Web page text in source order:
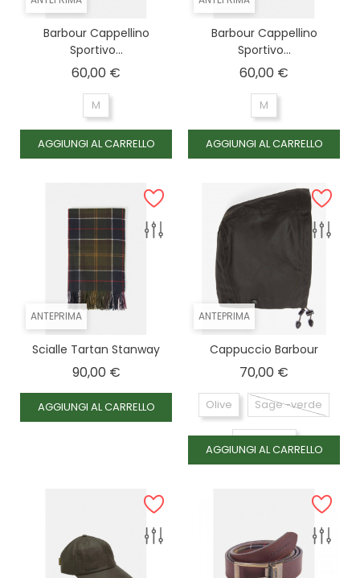
7 3/4, Navy- blu
Barbour Cappellino
Sportivo...
60,00 €
M
AGGIUNGI AL CARRELLO
Barbour Cappellino
Sportivo...
60,00 €
M
AGGIUNGI AL CARRELLO
ANTEPRIMA
Scialle Tartan Stanway
90,00 €Prezzo
AGGIUNGI AL CARRELLO
ANTEPRIMA
Cappuccio Barbour
70,00 €
Olive Sage -verde
Navy- blu
AGGIUNGI AL CARRELLO